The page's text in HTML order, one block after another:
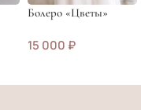
Болеро «Цветы»
15 000 ₽